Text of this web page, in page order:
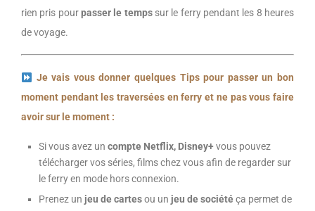
rien pris pourpasser le tempssur le ferry pendant les 8 heures
de voyage.
Je vais vous donner quelques Tips pour passer un bon
moment pendant les traversées en ferry et ne pas vous faire
avoir sur le moment :
Si vous avez un compte Netflix, Disney+vous pouvez
télécharger vos séries, films chez vous afin de regarder sur
le ferry en mode hors connexion.
Prenez un jeu de cartesou un jeu de sociétéça permet de